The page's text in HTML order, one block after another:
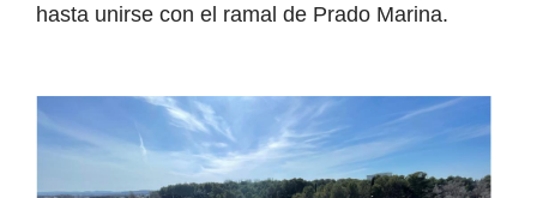
hasta unirse con el ramal de Prado Marina.